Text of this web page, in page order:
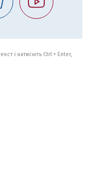
і натисніть Ctrl + Enter,